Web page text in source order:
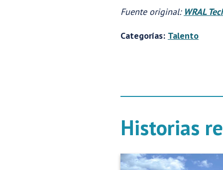
Fuente original: WRAL
Categorías: Talento
Historias